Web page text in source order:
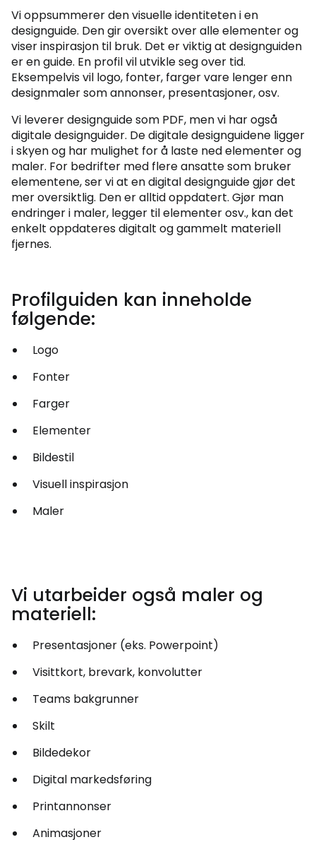
Vi oppsummerer den visuelle identiteten i en
designguide. Den gir oversikt over alle elementer og
viser inspirasjon til bruk. Det er viktig at designguiden
er en guide. En profil vil utvikle seg over tid.
Eksempelvis vil logo, fonter, farger vare lenger enn
designmaler som annonser, presentasjoner, osv.
Vi leverer designguide som PDF, men vi har også
digitale designguider. De digitale designguidene ligger
i skyen og har mulighet for å laste ned elementer og
maler. For bedrifter med flere ansatte som bruker
elementene, ser vi at en digital designguide gjør det
mer oversiktlig. Den er alltid oppdatert. Gjør man
endringer i maler, legger til elementer osv., kan det
enkelt oppdateres digitalt og gammelt materiell
fjernes.
Profilguiden kan inneholde
følgende:
Logo
Fonter
Farger
Elementer
Bildestil
Visuell inspirasjon
Maler
Vi utarbeider også maler og
materiell:
Presentasjoner (eks. Powerpoint)
Visittkort, brevark, konvolutter
Teams bakgrunner
Skilt
Bildedekor
Digital markedsføring
Printannonser
Animasjoner